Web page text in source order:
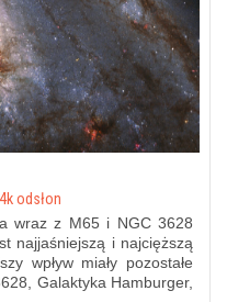
4k odsłon
wraz z M65 i NGC 3628
najjaśniejszą i najcięższą
wpływ miały pozostałe
Galaktyka Hamburger,